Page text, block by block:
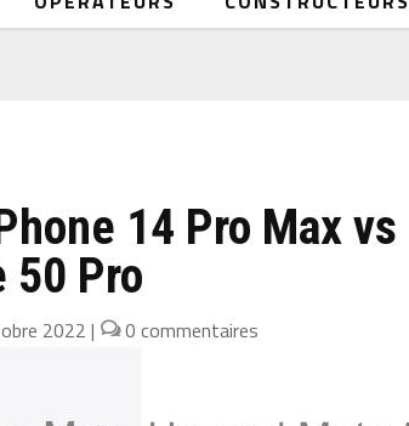
14 Pro Max vs
50 Pro
2022 | 0 commentaires